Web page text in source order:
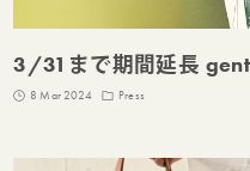
3/31まで期間延長
8 Mar 2024 Press